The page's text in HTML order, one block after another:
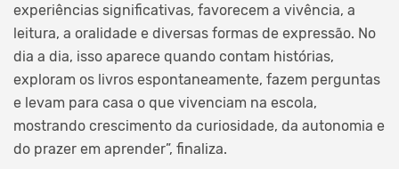
experiências significativas, favorecem a vivência, a
leitura, a oralidade e diversas formas de expressão. No
dia a dia, isso aparece quando contam histórias,
exploram os livros espontaneamente, fazem perguntas
e levam para casa o que vivenciam na escola,
mostrando crescimento da curiosidade, da autonomia e
do prazer em aprender”, finaliza.